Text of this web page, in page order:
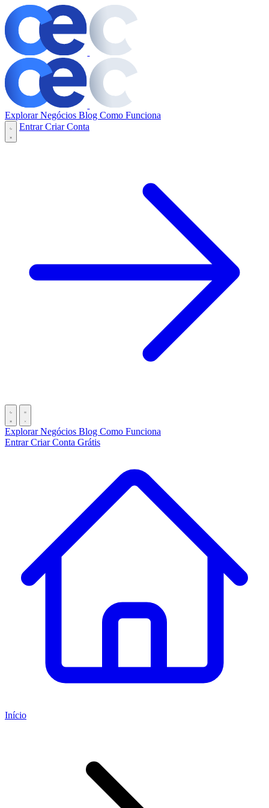
Explorar Negócios Blog Como Funciona
EntrarCriar Conta
Explorar Negócios Blog Como Funciona
EntrarCriar Conta Grátis
Início